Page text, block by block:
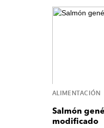
ALIMENTACIÓN
Salmón
modificado